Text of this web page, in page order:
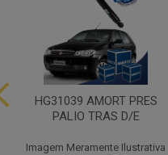
HG31039 AMORT PRES
PALIO TRAS D/E
Imagem Meramente Ilustrativa